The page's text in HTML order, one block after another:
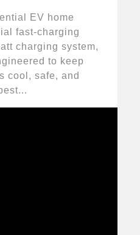
EV home
fast-charging
charging system,
to keep
cool, safe, and
fans keep PV
systems, and
supply units
ready—even
リューショ
および遠心ファン
、静音性、インテリ
点があり、
ギー、および大型
～ 480V の電
ンスを提供します。
！
世界190カ国を超
地のランドマークで
灯イベントEarth
）に参加し、行動
につながる世界最大
て応援の意志を示し
ステムがハイパフォ
ィング、エレクト
スの冷却ソリューシ
しているかをご覧く